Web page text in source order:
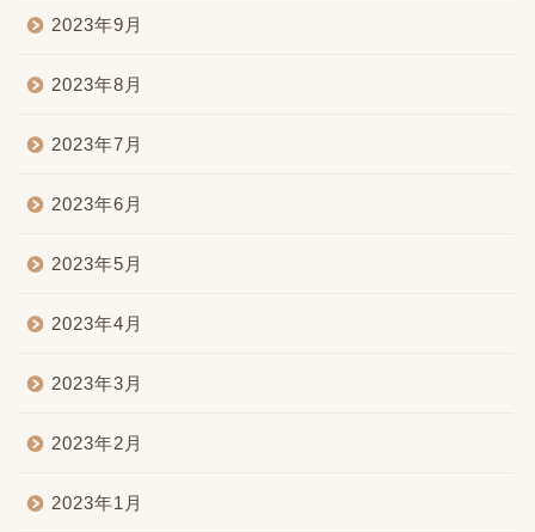
2023年9月
2023年8月
2023年7月
2023年6月
2023年5月
2023年4月
2023年3月
2023年2月
2023年1月